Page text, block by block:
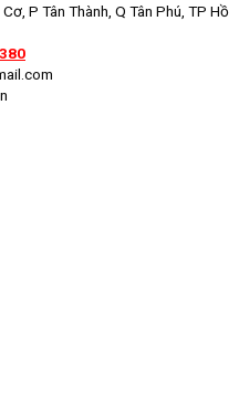
P Tân Thành, Q Tân Phú, TP Hồ